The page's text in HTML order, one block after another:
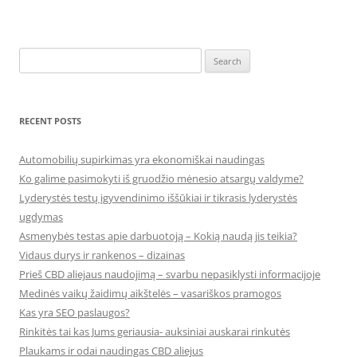
for:
RECENT POSTS
Automobilių supirkimas yra ekonomiškai naudingas
Ko galime pasimokyti iš gruodžio mėnesio atsargų valdyme?
Lyderystės testų įgyvendinimo iššūkiai ir tikrasis lyderystės
ugdymas
Asmenybės testas apie darbuotoją – Kokią naudą jis teikia?
Vidaus durys ir rankenos – dizainas
Prieš CBD aliejaus naudojimą – svarbu nepasiklysti informacijoje
Medinės vaikų žaidimų aikštelės – vasariškos pramogos
Kas yra SEO paslaugos?
Rinkitės tai kas Jums geriausia- auksiniai auskarai rinkutės
Plaukams ir odai naudingas CBD aliejus